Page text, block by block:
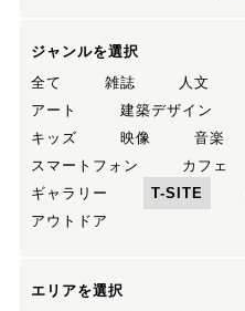
ジャンルを選択
全て
雑誌 人文
アート
建築デザイン
キッズ
映像 音楽
スマートフォン
カフェ
ギャラリー
T-SITE
アウトドア
エリアを選択